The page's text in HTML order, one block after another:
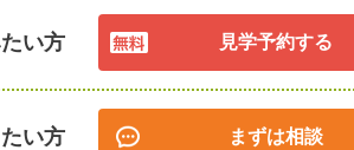
い方 見学予約する
い方 まずは相談